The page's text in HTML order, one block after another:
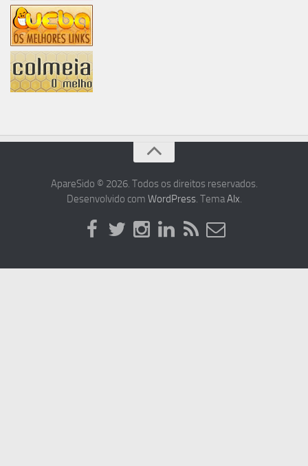
ApareSido © 2026. Todos os direitos reservados.
Desenvolvido com WordPress. TemaAlx.